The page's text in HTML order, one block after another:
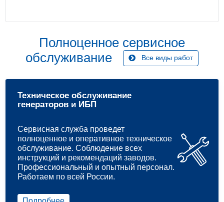
Полноценное сервисное
обслуживание
Все виды работ
Техническое обслуживание
генераторов и ИБП
Сервисная служба проведет
полноценное и оперативное техническое
обслуживание. Соблюдение всех
инструкций и рекомендаций заводов.
Профессиональный и опытный персонал.
Работаем по всей России.